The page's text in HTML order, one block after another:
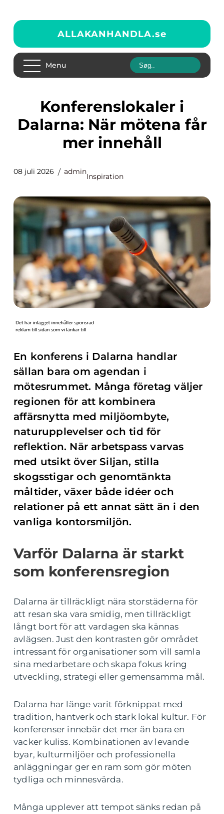
ALLAKANHANDLA.se
Menu
Konferenslokaler i
Dalarna: När mötena får
mer innehåll
08 juli 2026 admin
Inspiration
En konferens i Dalarna handlar
sällan bara om agendan i
mötesrummet. Många företag väljer
regionen för att kombinera
affärsnytta med miljöombyte,
naturupplevelser och tid för
reflektion. När arbetspass varvas
med utsikt över Siljan, stilla
skogsstigar och genomtänkta
måltider, växer både idéer och
relationer på ett annat sätt än i den
vanliga kontorsmiljön.
Varför Dalarna är starkt
som konferensregion
Dalarna är tillräckligt nära storstäderna för
att resan ska vara smidig, men tillräckligt
långt bort för att vardagen ska kännas
avlägsen. Just den kontrasten gör området
intressant för organisationer som vill samla
sina medarbetare och skapa fokus kring
utveckling, strategi eller gemensamma mål.
Dalarna har länge varit förknippat med
tradition, hantverk och stark lokal kultur. För
konferenser innebär det mer än bara en
vacker kuliss. Kombinationen av levande
byar, kulturmiljöer och professionella
anläggningar ger en ram som gör möten
tydliga och minnesvärda.
Många upplever att tempot sänks redan på